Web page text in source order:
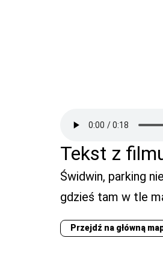
Tekst z
Świdwin, parking
gdzieś tam w tle
Przejdź na główną